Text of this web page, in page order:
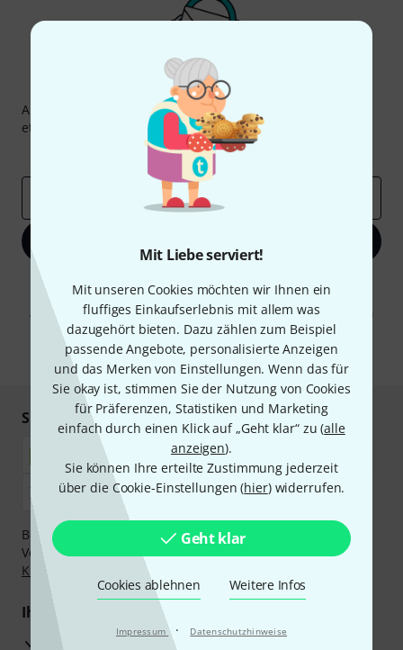
Mit Liebe serviert!
Mit unseren Cookies möchten wir Ihnen ein
fluffiges Einkaufserlebnis mit allem was
dazugehört bieten. Dazu zählen zum Beispiel
passende Angebote, personalisierte Anzeigen
und das Merken von Einstellungen. Wenn das für
Sie okay ist, stimmen Sie der Nutzung von Cookies
für Präferenzen, Statistiken und Marketing
einfach durch einen Klick auf „Geht klar“ zu (alle
anzeigen).
Sie können Ihre erteilte Zustimmung jederzeit
über die Cookie-Einstellungen (hier) widerrufen.
Geht klar
Cookies ablehnen Weitere Infos
Impressum · Datenschutzhinweise
Thomann Newsletter
Abonniere den Thomann Newsletter und gewinne mit
etwas Glück einen von
50 Gutscheinenüber jeweils
Inspirierende Beiträge
Deals
Mit Klick auf „Jetzt anmelden“ stimmen Sie dem Erhalt von E-Mail-
Werbung und einer Messung des E-Mail-Nutzungsverhaltens zu. Die
Abmeldung ist jederzeit möglich. Weitere Informationen finden Sie in
unserenDatenschutzhinweisen.
* Pflichtfeld
Sicher einkaufen & bezahlen
Bezahlen Sie vertraulich und sicher per Nachnahme,
Vorkasse, PayPal, Amazon Pay,Klarna Sofort bezahlen,
Klarna Ratenzahlungoder Kreditkarte.
Ihre Vorteile
3 Jahre Thomann Garantie